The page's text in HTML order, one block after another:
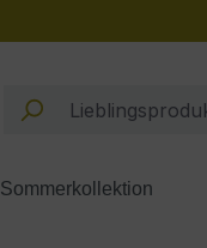
Sommerkollektion